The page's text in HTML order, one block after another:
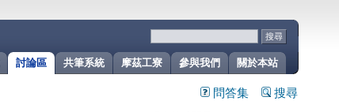
關於本站
參與我們
摩茲工寮
共筆系統
討論區
問答集 搜尋